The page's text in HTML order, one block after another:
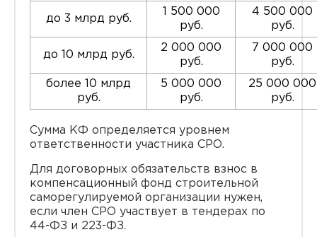
до 3 млрд руб.
1 500 000
руб.
4 500 000
руб.
до 10 млрд руб.
2 000 000
руб.
7 000 000
руб.
более 10 млрд
руб.
5 000 000
руб.
25 000 000
руб.
Сумма КФ определяется уровнем
ответственности участника СРО.
Для договорных обязательств взнос в
компенсационный фонд строительной
саморегулируемой организации нужен,
если член СРО участвует в тендерах по
44-ФЗ и 223-ФЗ.